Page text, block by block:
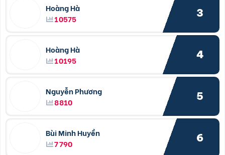
Hoàng Hà
10575
3
Hoàng Hà
10195
4
Nguyễn Phương
8810
5
Bùi Minh Huyền
7790
6